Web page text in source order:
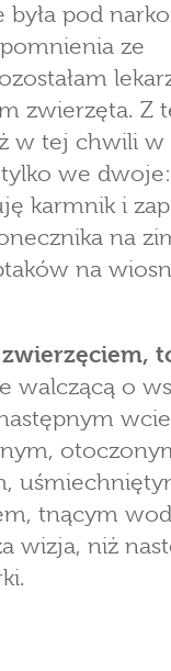
pod
ze
zwierzęta. Z
w tej chwili
we
karmnik i
na
na
walczącą o
tnącym
wizja, niż